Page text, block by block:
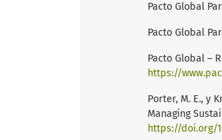
Pacto Global
Pacto Global
Pacto Global –
https://
Porter, M. E., y
Managing
https://doi.org/